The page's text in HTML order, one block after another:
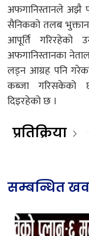
अफगानिस्तानले अझै
सैनिकको तलब
आपूर्ति गरिरहेको
अफगानिस्तानका
लड्न आग्रह पनि
कब्जा गरिसकेको
दिइरहेको छ ।
प्रतिक्रिया
सम्बन्धित